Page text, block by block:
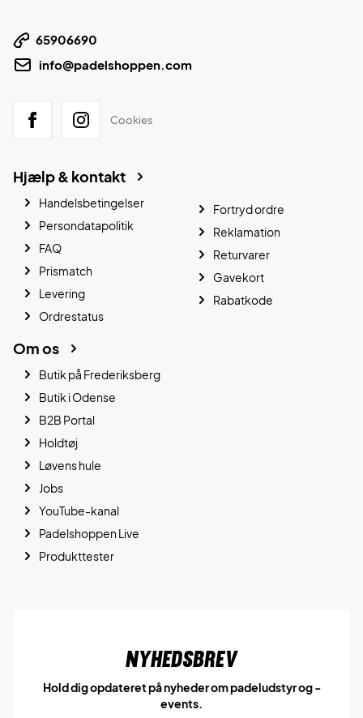
65906690
info@padelshoppen.com
Cookies
Hjælp & kontakt
Handelsbetingelser
Persondatapolitik
FAQ
Prismatch
Levering
Ordrestatus
Fortryd ordre
Reklamation
Returvarer
Gavekort
Rabatkode
Om os
Butik på Frederiksberg
Butik i Odense
B2B Portal
Holdtøj
Løvens hule
Jobs
YouTube-kanal
Padelshoppen Live
Produkttester
Nyhedsbrev
Hold dig opdateret på nyheder om padeludstyr og -
events.